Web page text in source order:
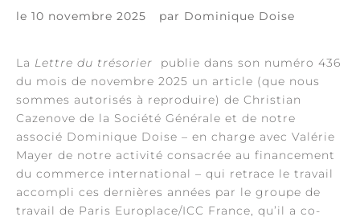
le 10 novembre 2025 par Dominique Doise
La Lettre du trésorier publie dans son numéro 436
du mois de novembre 2025 un article (que nous
sommes autorisés à reproduire) de Christian
Cazenove de la Société Générale et de notre
associé Dominique Doise – en charge avec Valérie
Mayer de notre activité consacrée au financement
du commerce international – qui retrace le travail
accompli ces dernières années par le groupe de
travail de Paris Europlace/ICC France, qu’il a co-